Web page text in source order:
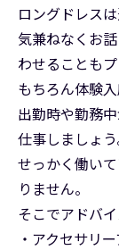
ロングドレス
気兼ねなくお
わせることも
もちろん体験
出勤時や勤務
仕事しましょう
せっかく働い
りません。
そこでアドバ
・アクセサリ